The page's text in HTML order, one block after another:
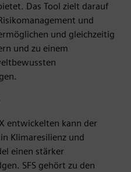
Das Tool zielt darauf
und
und gleichzeitig
und zu einem
entwickelten kann der
Klimaresilienz und
einen stärker
SFS gehört zu den